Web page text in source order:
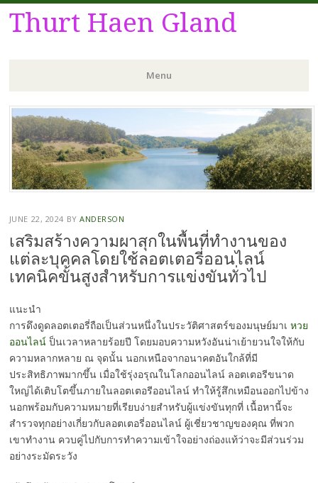
Thurt Haen Gland
Menu
Skip
to
content
JUNE 22, 2024 BYANDERSON
เสริมสร้างความผาสุกในพื้นที่ทำงานของ
แต่ละบุคคลโดยใช้ลอตเตอรี่ออนไลน์
เทคนิคขั้นสูงสำหรับการแข่งขันทั่วไป
แนะนำ
การดึงดูดลอตเตอรี่ถือเป็นส่วนหนึ่งในประวัติศาสตร์ของมนุษย์มาเ หวย
ออนไลน์ป็นเวลาหลายร้อยปี โดยมอบความหวังอันน่าเย้ายวนใจให้กับ
ความหลากหลาย ณ จุดนั้น นอกเหนือจากอนาคตอันใกล้ที่มี
ประสิทธิภาพมากขึ้น เมื่อใช้รุ่งอรุณในโลกออนไลน์ ลอตเตอรีขนาด
ใหญ่ได้เติบโตขึ้นภายในลอตเตอรีออนไลน์ ทำให้รู้สึกเหมือนออกไปข้าง
นอกพร้อมกับความหมายที่เรียบง่ายสำหรับผู้แข่งขันทุกที่ เนื้อหานี้จะ
สำรวจทุกอย่างเกี่ยวกับลอตเตอรี่ออนไลน์ ผู้เชี่ยวชาญของคุณ ที่พวก
เขาทำงาน ควบคู่ไปกับการทำความเข้าใจอย่างถ่องแท้ว่าจะมีส่วนร่วม
อย่างระมัดระวัง